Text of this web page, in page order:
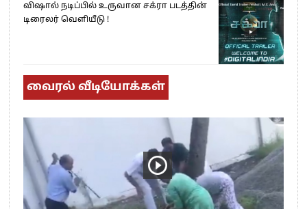
விஷால் நடிப்பில் உருவான சக்ரா படத்தின்
டிரைலர் வெளியீடு !
வைரல் வீடியோக்கள்